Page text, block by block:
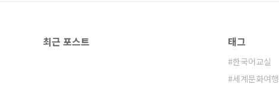
시작하여 30일, 60일, 90일 중
□ 근무조건 ◦ (임금) 최저임금
법상의 최저임금 이상 지급 ◦
최근 포스트 태그
한국어교실
세계문화여행